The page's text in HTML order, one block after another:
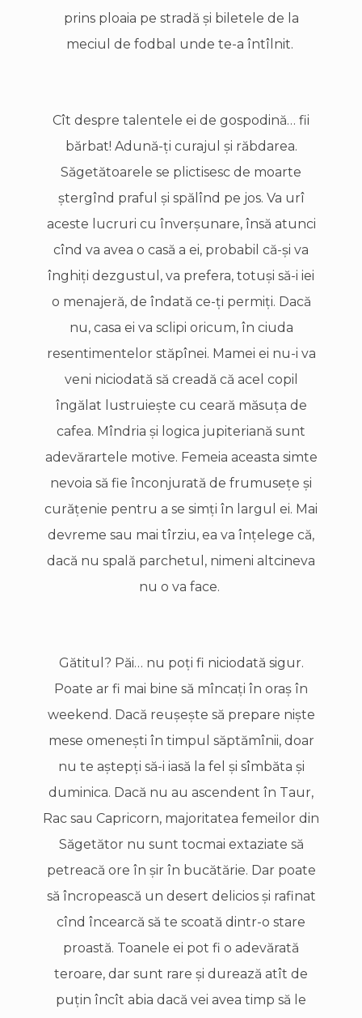
prins ploaia pe stradă şi biletele de la
meciul de fodbal unde te-a întîlnit.
Cît despre talentele ei de gospodină… fii
bărbat! Adună-ţi curajul şi răbdarea.
Săgetătoarele se plictisesc de moarte
ştergînd praful şi spălînd pe jos. Va urî
aceste lucruri cu înverşunare, însă atunci
cînd va avea o casă a ei, probabil că-şi va
înghiţi dezgustul, va prefera, totuşi să-i iei
o menajeră, de îndată ce-ţi permiţi. Dacă
nu, casa ei va sclipi oricum, în ciuda
resentimentelor stăpînei. Mamei ei nu-i va
veni niciodată să creadă că acel copil
îngălat lustruieşte cu ceară măsuţa de
cafea. Mîndria şi logica jupiteriană sunt
adevărartele motive. Femeia aceasta simte
nevoia să fie înconjurată de frumuseţe şi
curăţenie pentru a se simţi în largul ei. Mai
devreme sau mai tîrziu, ea va înţelege că,
dacă nu spală parchetul, nimeni altcineva
nu o va face.
Gătitul? Păi… nu poţi fi niciodată sigur.
Poate ar fi mai bine să mîncaţi în oraş în
weekend. Dacă reuşeşte să prepare nişte
mese omeneşti în timpul săptămînii, doar
nu te aştepţi să-i iasă la fel şi sîmbăta şi
duminica. Dacă nu au ascendent în Taur,
Rac sau Capricorn, majoritatea femeilor din
Săgetător nu sunt tocmai extaziate să
petreacă ore în şir în bucătărie. Dar poate
să încropească un desert delicios şi rafinat
cînd încearcă să te scoată dintr-o stare
proastă. Toanele ei pot fi o adevărată
teroare, dar sunt rare şi durează atît de
puţin încît abia dacă vei avea timp să le